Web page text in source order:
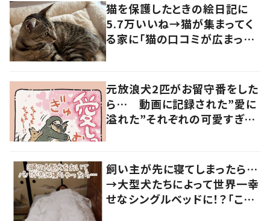
猫を保護したときの絵日記に
5.7万いいね→猫が集まってく
る家に「猫の口コミが広まって
元放浪犬2匹がお留守番をした
ら… 動画に記録された”愛に
溢れた”それぞれの可愛すぎる
飼い主が先に寝てしまったら…
→大型犬たちによって世界一幸
せなシングルベッドに！？「これ